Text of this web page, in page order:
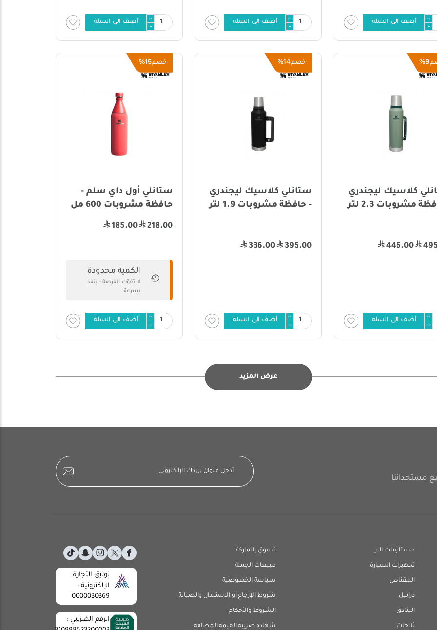
أضف الى السلة أضف الى السلة أضف الى السلة
9%
كلاسيك ليجندري
مشروبات 2.3 لتر
446.00
أضف الى السلة
خصم14%
ستانلي كلاسيك ليجندري
- حافظة مشروبات 1.9 لتر
395.00
336.00
أضف الى السلة
خصم15%
ستانلي أول داي سلم -
حافظة مشروبات 600 مل
218.00
185.00
الكمية محدودة
لا تفوّت الفرصة - ينفد
بسرعة
أضف الى السلة
عرض المزيد
مستلزمات البر
تجهيزات السيارة
المقناص
درابيل
البنادق
ثلاجات
تسوق بالماركة
مبيعات الجملة
سياسة الخصوصية
شروط الإرجاع أو الاستبدال والصيانة
الشروط والأحكام
شهادة ضريبة القيمة المضافة
توثيق التجارة
الإلكترونية :
0000030369
الرقم الضريبي :